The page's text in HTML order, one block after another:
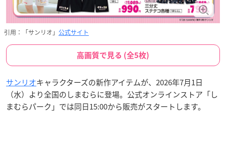
引用：「サンリオ」 公式サイト
高画質で見る (全5枚)
サンリオキャラクターズの新作アイテムが、2026年7月1日
（水）より全国のしまむらに登場。公式オンラインストア「し
まむらパーク」では同日15:00から販売がスタートします。